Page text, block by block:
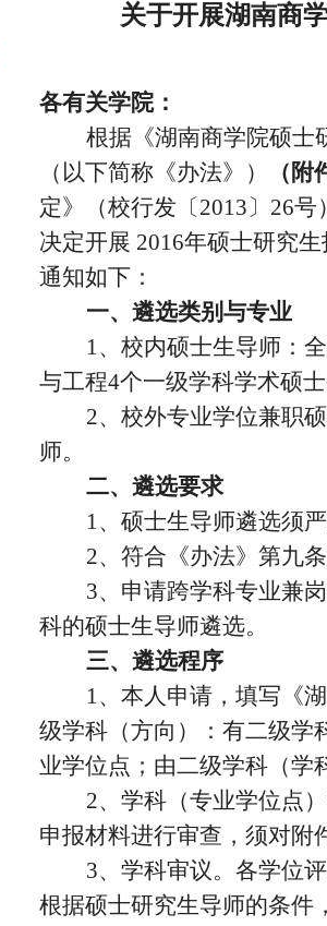
关于开展湖南商
各有关学院：
根据《湖南商学院硕士
（以下简称《办法》）
（附
定》（校行发〔2013〕 26号
决定开展 2016年硕士研究
通知如下：
一、遴选类别与专业
1、校内硕士生导师：
与工程4个一级学科学术硕
2、校外专业学位兼职
师。
二、遴选要求
1、硕士生导师遴选须
2、符合《办法》第九
3、 申请跨学科专业兼
科的硕士生导师遴选。
三、遴选程序
1、本人申请，填写《
级学科（方向）：有二级学
业学位点；由二级学科（学
2、学科（专业学位点
申报材料进行审查，须对附
3、学科审议。各学位
根据硕士研究生导师的条件